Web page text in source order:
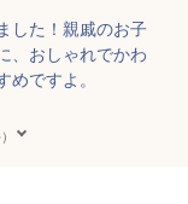
した！親戚のお子
、おしゃれでかわ
ですよ。